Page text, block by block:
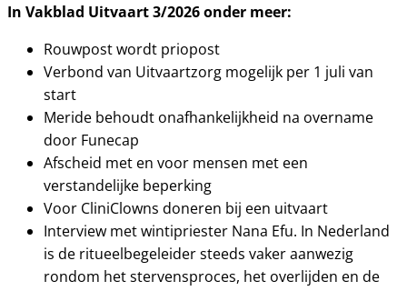
In Vakblad Uitvaart 3/2026 onder meer:
Rouwpost wordt priopost
Verbond van Uitvaartzorg mogelijk per 1 juli van
start
Meride behoudt onafhankelijkheid na overname
door Funecap
Afscheid met en voor mensen met een
verstandelijke beperking
Voor CliniClowns doneren bij een uitvaart
Interview met wintipriester Nana Efu. In Nederland
is de ritueelbegeleider steeds vaker aanwezig
rondom het stervensproces, het overlijden en de